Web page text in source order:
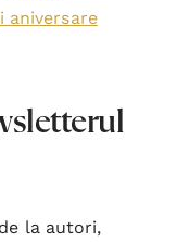
aniversare
la autori,